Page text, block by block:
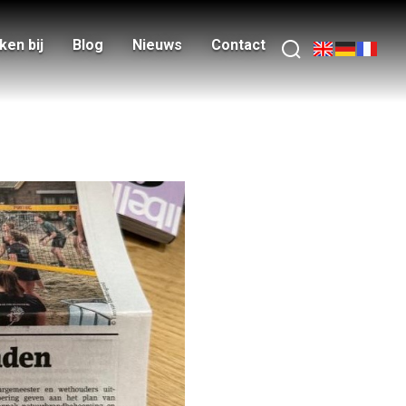
bij Blog Nieuws Contact